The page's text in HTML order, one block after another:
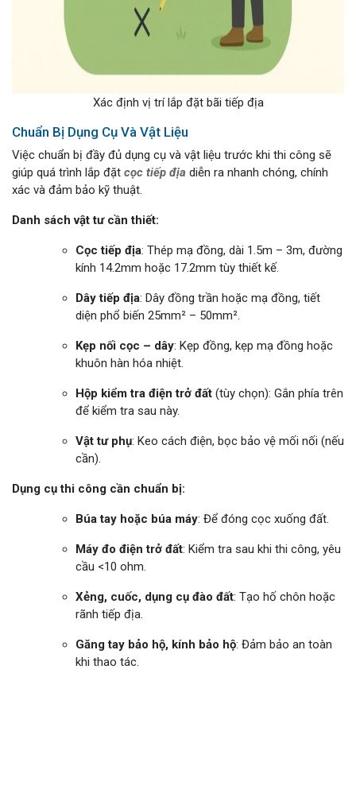
Xác định vị trí lắp đặt bãi tiếp địa
Chuẩn Bị Dụng Cụ Và Vật Liệu
Việc chuẩn bị đầy đủ dụng cụ và vật liệu trước khi thi công sẽ
giúp quá trình lắp đặt cọc tiếp địa diễn ra nhanh chóng, chính
xác và đảm bảo kỹ thuật.
Danh sách vật tư cần thiết:
Cọc tiếp địa: Thép mạ đồng, dài 1.5m – 3m, đường
kính 14.2mm hoặc 17.2mm tùy thiết kế.
Dây tiếp địa: Dây đồng trần hoặc mạ đồng, tiết
diện phổ biến 25mm² – 50mm².
Kẹp nối cọc – dây: Kẹp đồng, kẹp mạ đồng hoặc
khuôn hàn hóa nhiệt.
Hộp kiểm tra điện trở đất (tùy chọn): Gắn phía trên
để kiểm tra sau này.
Vật tư phụ: Keo cách điện, bọc bảo vệ mối nối (nếu
cần).
Dụng cụ thi công cần chuẩn bị:
Búa tay hoặc búa máy: Để đóng cọc xuống đất.
Máy đo điện trở đất: Kiểm tra sau khi thi công, yêu
cầu <10 ohm.
Xẻng, cuốc, dụng cụ đào đất: Tạo hố chôn hoặc
rãnh tiếp địa.
Găng tay bảo hộ, kính bảo hộ: Đảm bảo an toàn
khi thao tác.